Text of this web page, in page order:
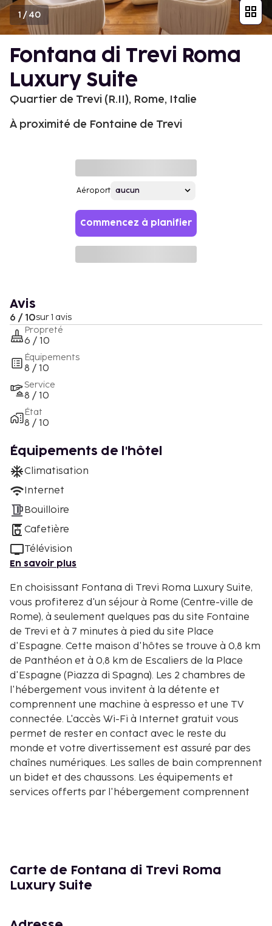
1 /40
Fontana di Trevi Roma
Luxury Suite
Quartier de Trevi (R.II), Rome, Italie
À proximité de Fontaine de Trevi
Aéroport
Commencez à planifier
Avis
6 / 10sur 1 avis
Propreté
6 / 10
Équipements
8 / 10
Service
8 / 10
État
8 / 10
Équipements de l'hôtel
Climatisation
Internet
Bouilloire
Cafetière
Télévision
En savoir plus
En choisissant Fontana di Trevi Roma Luxury Suite,
vous profiterez d'un séjour à Rome (Centre-ville de
Rome), à seulement quelques pas du site Fontaine
de Trevi et à 7 minutes à pied du site Place
d'Espagne. Cette maison d'hôtes se trouve à 0,8 km
de Panthéon et à 0,8 km de Escaliers de la Place
d'Espagne (Piazza di Spagna). Les 2 chambres de
l'hébergement vous invitent à la détente et
comprennent une machine à espresso et une TV
connectée. L'accès Wi-Fi à Internet gratuit vous
permet de rester en contact avec le reste du
monde et votre divertissement est assuré par des
chaînes numériques. Les salles de bain comprennent
un bidet et des chaussons. Les équipements et
services offerts par l'hébergement comprennent
Place de Trevi - 0,1 km
Fontaine de Trevi - 0,2 km
Carte de Fontana di Trevi Roma
Luxury Suite